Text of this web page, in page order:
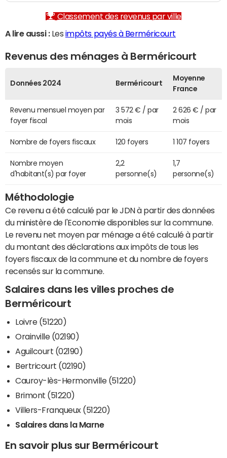
Classement des revenus par ville
A lire aussi :Les impôts payés à Berméricourt
Revenus des ménages à Berméricourt
Données 2024 Berméricourt
Moyenne
France
Revenu mensuel moyen par
foyer fiscal
3 572 € / par
mois
2 626 € / par
mois
Nombre de foyers fiscaux 120 foyers 1 107 foyers
Nombre moyen
d'habitant(s) par foyer
2,2
personne(s)
1,7
personne(s)
Méthodologie
Ce revenu a été calculé par le JDN à partir des données
du ministère de l'Economie disponibles sur la commune.
Le revenu net moyen par ménage a été calculé à partir
du montant des déclarations aux impôts de tous les
foyers fiscaux de la commune et du nombre de foyers
recensés sur la commune.
Salaires dans les villes proches de
Berméricourt
Loivre (51220)
Orainville (02190)
Aguilcourt (02190)
Bertricourt (02190)
Cauroy-lès-Hermonville (51220)
Brimont (51220)
Villers-Franqueux (51220)
Salaires dans la Marne
En savoir plus sur Berméricourt